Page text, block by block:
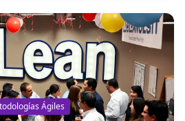
Ágiles